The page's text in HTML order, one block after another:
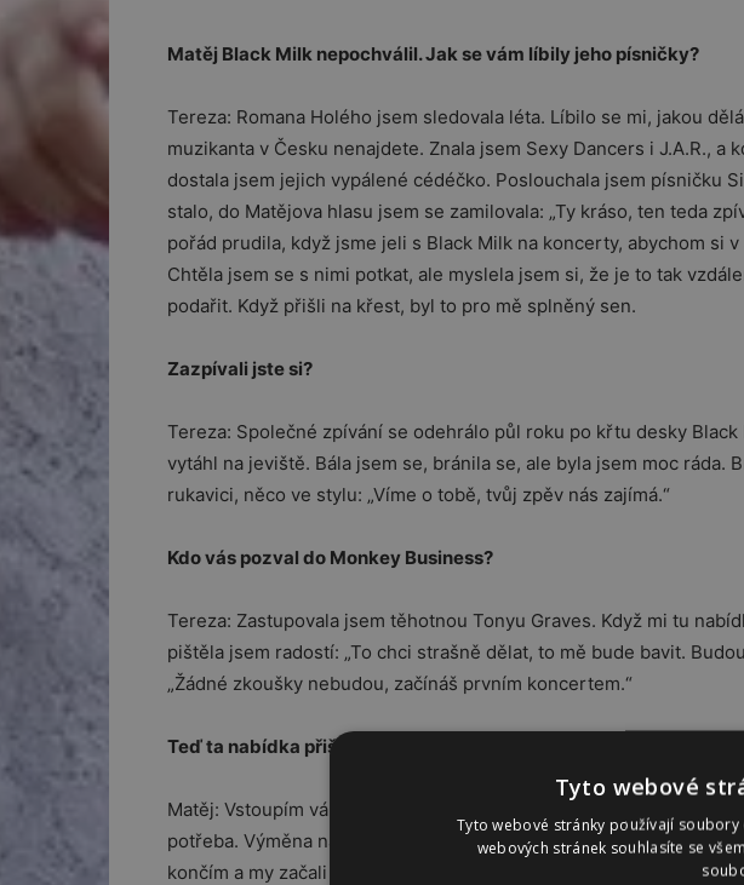
Matěj Black Milk nepochválil. Jak se vám líbily jeho písničky?
Tereza: Romana Holého jsem sledovala léta. Líbilo se mi, jakou
muzikanta v Česku nenajdete. Znala jsem Sexy Dancers i J.A.R., a
dostala jsem jejich vypálené cédéčko. Poslouchala jsem písničku
stalo, do Matějova hlasu jsem se zamilovala: „Ty kráso, ten teda
pořád prudila, když jsme jeli s Black Milk na koncerty, abychom si v
Chtěla jsem se s nimi potkat, ale myslela jsem si, že je to tak
podařit. Když přišli na křest, byl to pro mě splněný sen.
Zazpívali jste si?
Tereza: Společné zpívání se odehrálo půl roku po křtu desky
vytáhl na jeviště. Bála jsem se, bránila se, ale byla jsem moc ráda.
rukavici, něco ve stylu: „Víme o tobě, tvůj zpěv nás zajímá.“
Kdo vás pozval do Monkey Business?
Tereza: Zastupovala jsem těhotnou Tonyu Graves. Když mi tu
pištěla jsem radostí: „To chci strašně dělat, to mě bude bavit.
„Žádné zkoušky nebudou, začínáš prvním koncertem.“
Teď ta nabídka přišla znovu?
Matěj: Vstoupím vám do toho. Od prvního záskoku Terezy se
potřeba. Výměna na postu zpěvačky neproběhla ze dne na den.
končím a my začali hledat zpěvačku. Tereza s námi nejdřív zpívala
Tyto webové
Tyto webové stránky používají soubory
webových stránek souhlasíte se